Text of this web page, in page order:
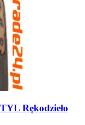
Rękodzieło